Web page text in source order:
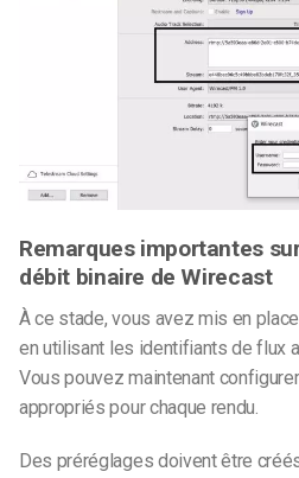
Remarques importantes
débit binaire de Wirecast
À ce stade, vous avez mis en
en utilisant les identifiants de flux
Vous pouvez maintenant
appropriés pour chaque rendu.
Des préréglages doivent être